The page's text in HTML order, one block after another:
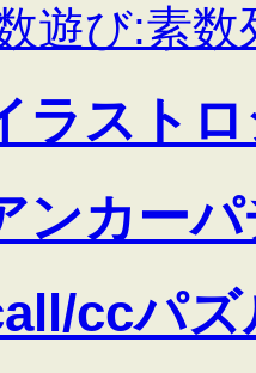
遊び:素数
ラスト
ンカー
ccパズ